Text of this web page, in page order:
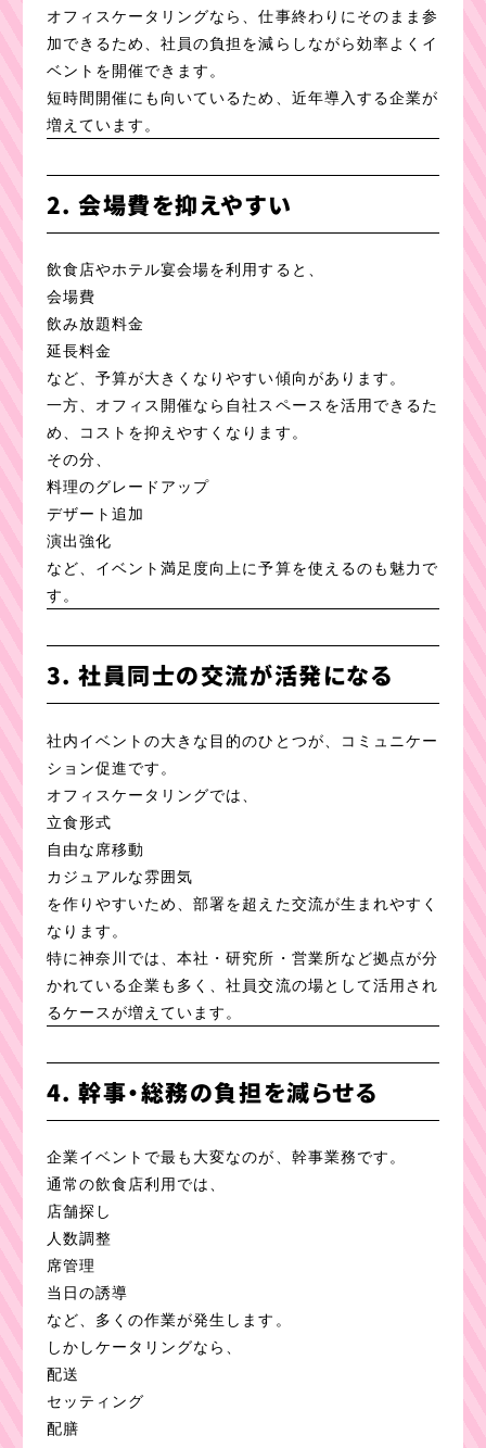
オフィスケータリングなら、仕事終わりにそのまま参
加できるため、社員の負担を減らしながら効率よくイ
ベントを開催できます。
短時間開催にも向いているため、近年導入する企業が
増えています。
2. 会場費を抑えやすい
飲食店やホテル宴会場を利用すると、
会場費
飲み放題料金
延長料金
など、予算が大きくなりやすい傾向があります。
一方、オフィス開催なら自社スペースを活用できるた
め、コストを抑えやすくなります。
その分、
料理のグレードアップ
デザート追加
演出強化
など、イベント満足度向上に予算を使えるのも魅力で
す。
3. 社員同士の交流が活発になる
社内イベントの大きな目的のひとつが、コミュニケー
ション促進です。
オフィスケータリングでは、
立食形式
自由な席移動
カジュアルな雰囲気
を作りやすいため、部署を超えた交流が生まれやすく
なります。
特に神奈川では、本社・研究所・営業所など拠点が分
かれている企業も多く、社員交流の場として活用され
るケースが増えています。
4. 幹事・総務の負担を減らせる
企業イベントで最も大変なのが、幹事業務です。
通常の飲食店利用では、
店舗探し
人数調整
席管理
当日の誘導
など、多くの作業が発生します。
しかしケータリングなら、
配送
セッティング
配膳